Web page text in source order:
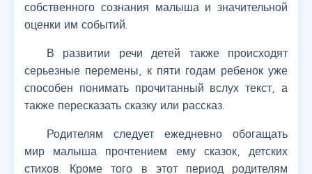
собственного сознания малыша и значительной
оценки им событий.
В развитии речи детей также происходят
серьезные перемены, к пяти годам ребенок уже
способен понимать прочитанный вслух текст, а
также пересказать сказку или рассказ.
Родителям следует ежедневно обогащать
мир малыша прочтением ему сказок, детских
стихов. Кроме того в этот период родителям